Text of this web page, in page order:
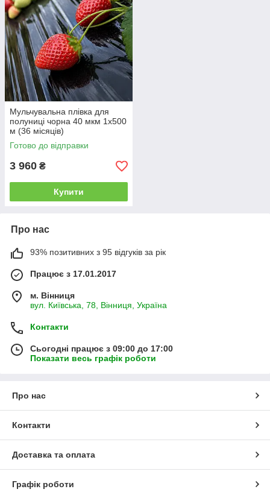
Мульчувальна плівка для
полуниці чорна 40 мкм 1х500
м (36 місяців)
Готово до відправки
3 960 ₴
Купити
Про нас
93% позитивних з 95 відгуків за рік
Працює з 17.01.2017
м. Вінниця
вул. Київська, 78, Вінниця, Україна
Контакти
Сьогодні працює з 09:00 до 17:00
Показати весь графік роботи
Про нас
Контакти
Доставка та оплата
Графік роботи